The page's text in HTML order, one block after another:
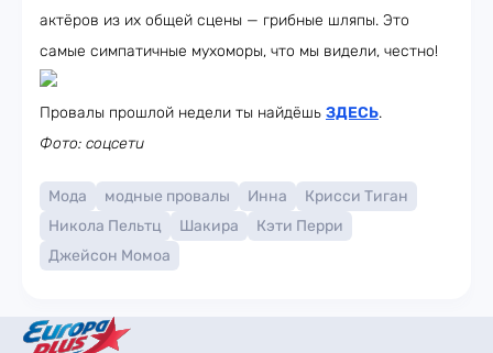
актёров из их общей сцены — грибные шляпы. Это
самые симпатичные мухоморы, что мы видели, честно!
Провалы прошлой недели ты найдёшь ЗДЕСЬ.
Фото: соцсети
Мода модные провалы Инна
Крисси Тиган
Никола Пельтц
Шакира
Кэти Перри
Джейсон Момоа